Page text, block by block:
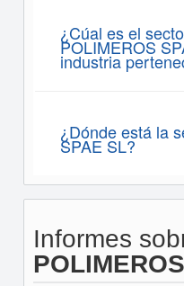
¿Cúal es el
POLIMEROS
industria
¿Dónde está la
SPAE SL?
Informes